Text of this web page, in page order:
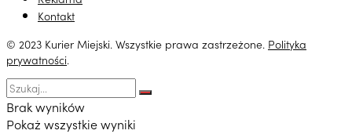
Kontakt
© 2023 Kurier Miejski. Wszystkie prawa zastrzeżone. Polityka
prywatności.
Brak wyników
Pokaż wszystkie wyniki